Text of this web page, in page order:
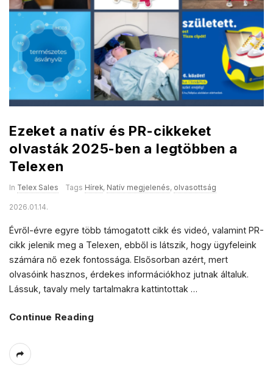
Ezeket a natív és PR-cikkeket
olvasták 2025-ben a legtöbben a
Telexen
In Telex Sales Tags Hírek, Natív megjelenés, olvasottság
2026.01.14.
Évről-évre egyre több támogatott cikk és videó, valamint PR-
cikk jelenik meg a Telexen, ebből is látszik, hogy ügyfeleink
számára nő ezek fontossága. Elsősorban azért, mert
olvasóink hasznos, érdekes információkhoz jutnak általuk.
Lássuk, tavaly mely tartalmakra kattintottak …
Continue Reading